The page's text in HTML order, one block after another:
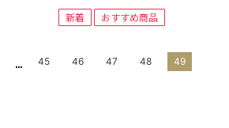
新着 おすすめ商品
... 45 46 47 48 49